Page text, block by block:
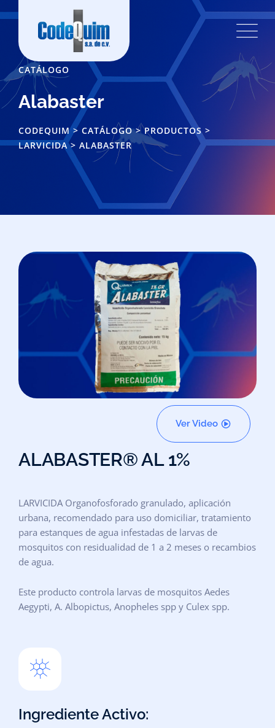
CATÁLOGO
Alabaster
CODEQUIM> CATÁLOGO>PRODUCTOS >
LARVICIDA> ALABASTER
Ver Video
ALABASTER® AL 1%
LARVICIDA Organofosforado granulado, aplicación
urbana, recomendado para uso domiciliar, tratamiento
para estanques de agua infestadas de larvas de
mosquitos con residualidad de 1 a 2 meses o recambios
de agua.
Este producto controla larvas de mosquitos Aedes
Aegypti, A. Albopictus, Anopheles spp y Culex spp.
Ingrediente Activo: